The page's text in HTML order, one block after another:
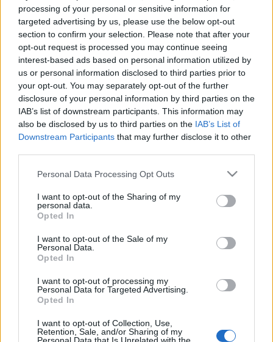
processing of your personal or sensitive information for
targeted advertising by us, please use the below opt-out
section to confirm your selection. Please note that after your
opt-out request is processed you may continue seeing
interest-based ads based on personal information utilized by
us or personal information disclosed to third parties prior to
your opt-out. You may separately opt-out of the further
disclosure of your personal information by third parties on the
IAB’s list of downstream participants. This information may
also be disclosed by us to third parties on the IAB’s List of
Downstream Participants that may further disclose it to other
Please note that this website/app uses one or more Google
not limited to your visit or usage behaviour. You may click to
grant or deny consent to Google and its third-party tags to
use your data for below specified purposes in below Google
consent section.
Personal Data Processing Opt Outs
I want to opt-out of the Sharing of my
personal data.
Opted In
I want to opt-out of the Sale of my
Personal Data.
Opted In
I want to opt-out of processing my
Personal Data for Targeted Advertising.
Opted In
I want to opt-out of Collection, Use,
Retention, Sale, and/or Sharing of my
festményeiben ölt képi alakot. Műveinek forrása a média:
reklámokból, filmekből és magazinokból választja ki
motívumait, amelyek középpontjában egy vagy több nőalak
áll. A média képvilágára jellemző sztereotípiákat fenntartva
a férfi-nő viszony és a femme fatale ikonográfiai típusait
ülteti át a festészetbe. A többféle festői felfogást
párhuzamosan alkalmazó ciklusok - például: nő oroszlánnal,
delfinnel vagy férfialakkal, a nő mint angyal - egy-egy
helyszíne: Bartók 32 Galéria, 1111. Budapest, Bartók Béla út
32. A kiállítás látható: 2006. október 6. - november 4. Nyitva
tartás: munkanapokon 14-18 óráig és a rendezvények ideje
MEGOSZTÁS